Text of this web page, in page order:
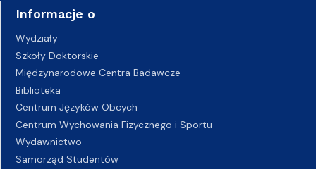
Informacje o
Wydziały
Szkoły Doktorskie
Międzynarodowe Centra Badawcze
Biblioteka
Centrum Języków Obcych
Centrum Wychowania Fizycznego i Sportu
Wydawnictwo
Samorząd Studentów